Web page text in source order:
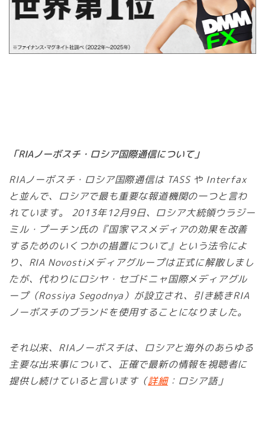
「RIAノーボスチ・ロシア国際通信について」
RIAノーボスチ・ロシア国際通信は TASS や Interfax
と並んで、ロシアで最も重要な報道機関の一つと言わ
れています。 2013年12月9日、ロシア大統領ウラジー
ミル・プーチン氏の『国家マスメディアの効果を改善
するためのいくつかの措置について』という法令によ
り、RIA Novostiメディアグループは正式に解散しまし
たが、代わりにロシヤ・セゴドニャ国際メディアグル
ープ（Rossiya Segodnya）が設立され、引き続きRIA
ノーボスチのブランドを使用することになりました。
それ以来、RIAノーボスチは、ロシアと海外のあらゆる
主要な出来事について、正確で最新の情報を視聴者に
提供し続けていると言います（詳細：ロシア語」